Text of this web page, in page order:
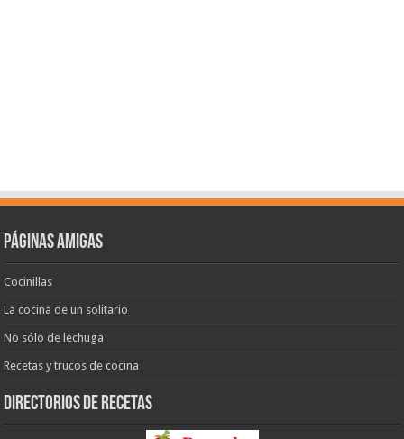
Páginas amigas
Cocinillas
La cocina de un solitario
No sólo de lechuga
Recetas y trucos de cocina
Directorios de recetas